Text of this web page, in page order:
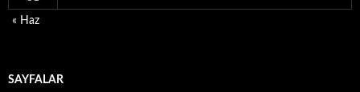
« Haz
SAYFALAR